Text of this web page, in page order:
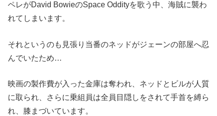
ペレがDavid BowieのSpace Oddityを歌う中、海賊に襲わ
れてしまいます。
それというのも見張り当番のネッドがジェーンの部屋へ忍
んでいたため…
映画の製作費が入った金庫は奪われ、ネッドとビルが人質
に取られ、さらに乗組員は全員目隠しをされて手首を縛ら
れ、膝まづいています。